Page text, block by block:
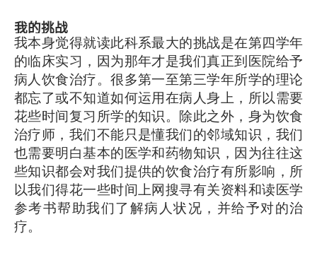
我的挑战
我本身觉得就读此科系最大的挑战是在第四学年
的临床实习，因为那年才是我们真正到医院给予
病人饮食治疗。很多第一至第三学年所学的理论
都忘了或不知道如何运用在病人身上，所以需要
花些时间复习所学的知识。除此之外，身为饮食
治疗师，我们不能只是懂我们的邻域知识，我们
也需要明白基本的医学和药物知识，因为往往这
些知识都会对我们提供的饮食治疗有所影响，所
以我们得花一些时间上网搜寻有关资料和读医学
参考书帮助我们了解病人状况，并给予对的治
疗。